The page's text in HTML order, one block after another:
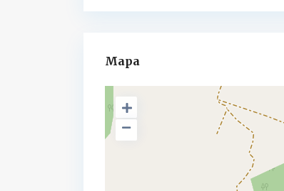
Mapa